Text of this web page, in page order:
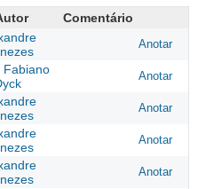
Comentário
Anotar
Fabiano
Anotar
Anotar
Anotar
Anotar